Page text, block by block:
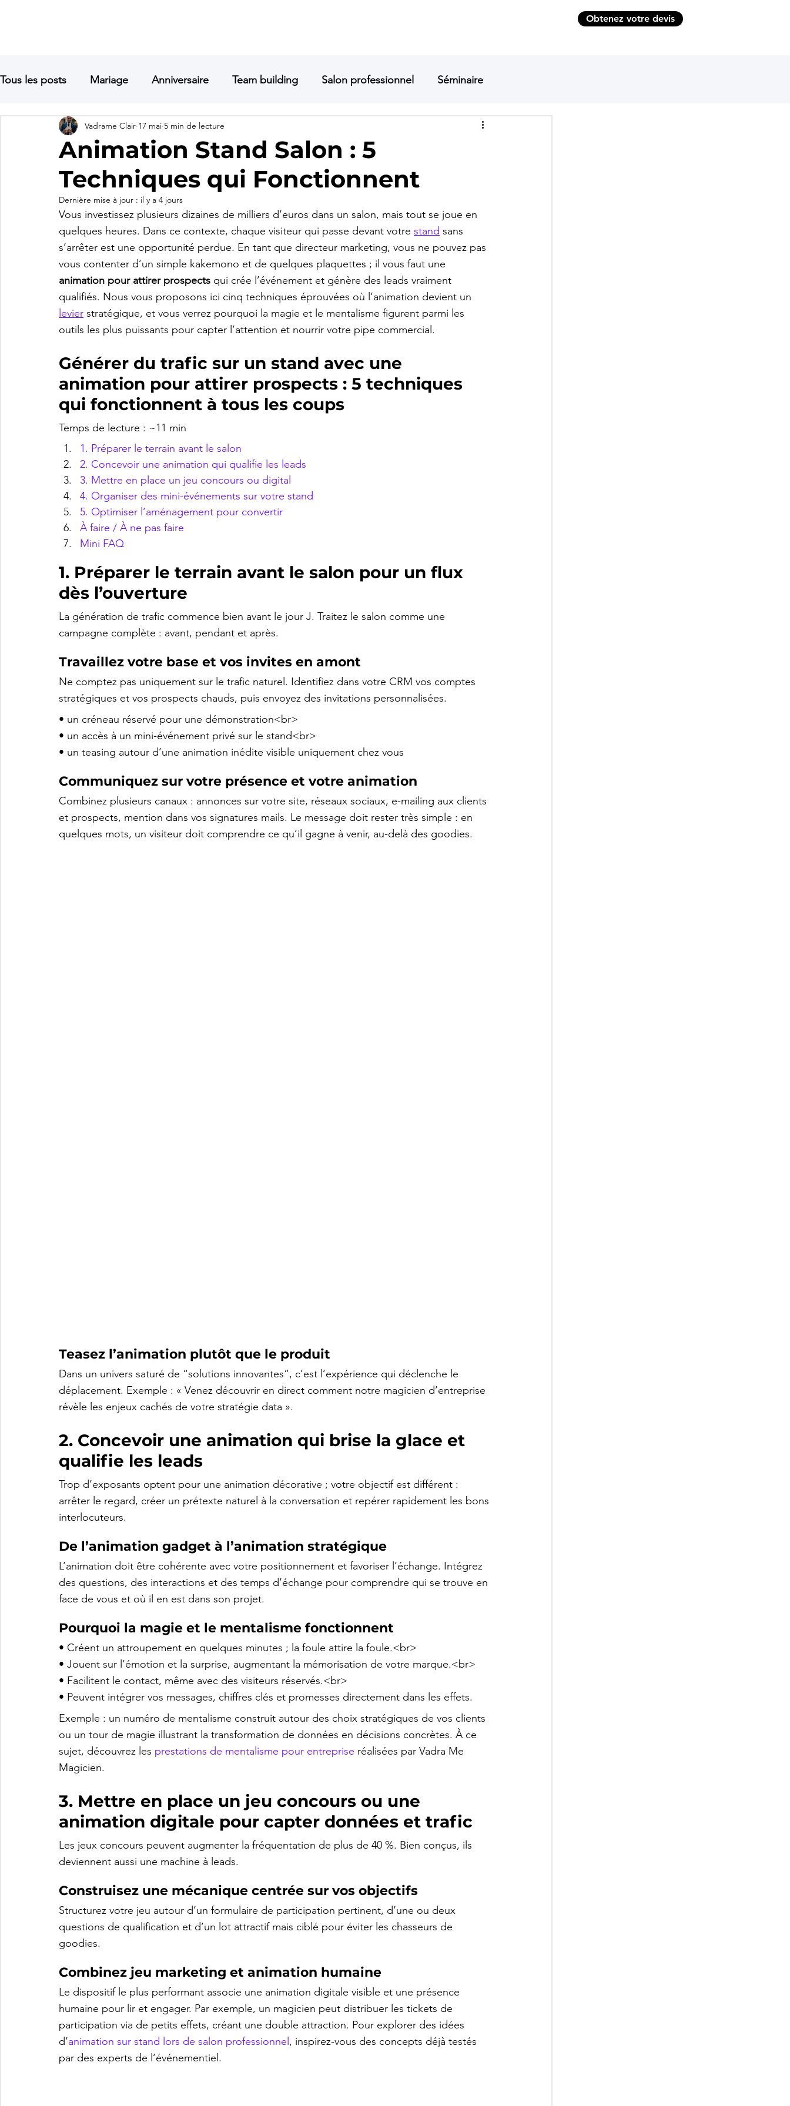
Obtenez votre devis
Tous les posts Mariage Anniversaire Team building Salon professionnel Séminaire
Soirée entreprise Hypnose Lancement de produit
mentaliste marseille mentaliste aix mentaliste Montpellier Mentaliste Montélimar
Mentaliste avignon
Animation Stand Salon : 5
Techniques qui Fonctionnent
Vadrame Clair 17 mai 5 min de lecture
Dernière mise à jour : il y a 4 jours
Vous investissez plusieurs dizaines de milliers d’euros dans un salon, mais tout se joue en
quelques heures. Dans ce contexte, chaque visiteur qui passe devant votre stand sans
s’arrêter est une opportunité perdue. En tant que directeur marketing, vous ne pouvez pas
vous contenter d’un simple kakemono et de quelques plaquettes ; il vous faut une
animation pour attirer prospects qui crée l’événement et génère des leads vraiment
qualifiés. Nous vous proposons ici cinq techniques éprouvées où l’animation devient un
levier stratégique, et vous verrez pourquoi la magie et le mentalisme figurent parmi les
outils les plus puissants pour capter l’attention et nourrir votre pipe commercial.
Générer du trafic sur un stand avec une
animation pour attirer prospects : 5 techniques
qui fonctionnent à tous les coups
Temps de lecture : ~11 min
1. Préparer le terrain avant le salon
2. Concevoir une animation qui qualifie les leads
3. Mettre en place un jeu concours ou digital
4. Organiser des mini-événements sur votre stand
5. Optimiser l’aménagement pour convertir
À faire / À ne pas faire
Mini FAQ
1. Préparer le terrain avant le salon pour un flux
dès l’ouverture
La génération de trafic commence bien avant le jour J. Traitez le salon comme une
campagne complète : avant, pendant et après.
Travaillez votre base et vos invites en amont
Ne comptez pas uniquement sur le trafic naturel. Identifiez dans votre CRM vos comptes
stratégiques et vos prospects chauds, puis envoyez des invitations personnalisées.
• un créneau réservé pour une démonstration<br>
• un accès à un mini-événement privé sur le stand<br>
• un teasing autour d’une animation inédite visible uniquement chez vous
Communiquez sur votre présence et votre animation
Combinez plusieurs canaux : annonces sur votre site, réseaux sociaux, e-mailing aux clients
et prospects, mention dans vos signatures mails. Le message doit rester très simple : en
quelques mots, un visiteur doit comprendre ce qu’il gagne à venir, au-delà des goodies.
Teasez l’animation plutôt que le produit
Dans un univers saturé de “solutions innovantes”, c’est l’expérience qui déclenche le
déplacement. Exemple : « Venez découvrir en direct comment notre magicien d’entreprise
révèle les enjeux cachés de votre stratégie data ».
2. Concevoir une animation qui brise la glace et
qualifie les leads
Trop d’exposants optent pour une animation décorative ; votre objectif est différent :
arrêter le regard, créer un prétexte naturel à la conversation et repérer rapidement les bons
interlocuteurs.
De l’animation gadget à l’animation stratégique
L’animation doit être cohérente avec votre positionnement et favoriser l’échange. Intégrez
des questions, des interactions et des temps d’échange pour comprendre qui se trouve en
face de vous et où il en est dans son projet.
Pourquoi la magie et le mentalisme fonctionnent
• Créent un attroupement en quelques minutes ; la foule attire la foule.<br>
• Jouent sur l’émotion et la surprise, augmentant la mémorisation de votre marque.<br>
• Facilitent le contact, même avec des visiteurs réservés.<br>
• Peuvent intégrer vos messages, chiffres clés et promesses directement dans les effets.
Exemple : un numéro de mentalisme construit autour des choix stratégiques de vos clients
ou un tour de magie illustrant la transformation de données en décisions concrètes. À ce
sujet, découvrez les prestations de mentalisme pour entreprise réalisées par Vadra Me
Magicien.
3. Mettre en place un jeu concours ou une
animation digitale pour capter données et trafic
Les jeux concours peuvent augmenter la fréquentation de plus de 40 %. Bien conçus, ils
deviennent aussi une machine à leads.
Construisez une mécanique centrée sur vos objectifs
Structurez votre jeu autour d’un formulaire de participation pertinent, d’une ou deux
questions de qualification et d’un lot attractif mais ciblé pour éviter les chasseurs de
goodies.
Combinez jeu marketing et animation humaine
Le dispositif le plus performant associe une animation digitale visible et une présence
humaine pour lir et engager. Par exemple, un magicien peut distribuer les tickets de
participation via de petits effets, créant une double attraction. Pour explorer des idées
d’animation sur stand lors de salon professionnel , inspirez-vous des concepts déjà testés
par des experts de l’événementiel.